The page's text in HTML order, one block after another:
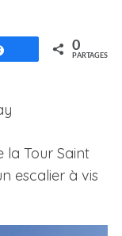
Partagez 0
PARTAGES
la Tour Saint
escalier à vis